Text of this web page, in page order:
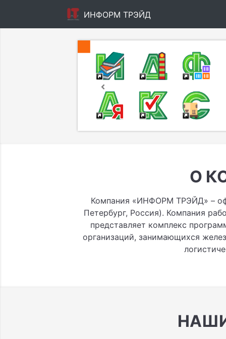
ИНФОРМ ТРЭЙД
Previous
О
Компания «ИНФОРМ ТРЭЙД» –
Петербург, Россия). Компания
представляет комплекс
организаций, занимающихся